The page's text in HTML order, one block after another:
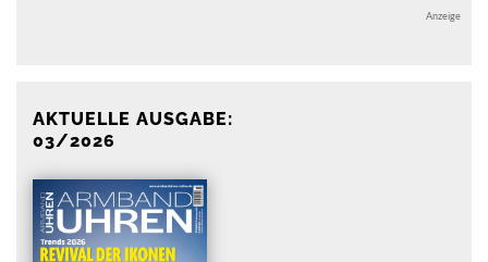
Anzeige
AKTUELLE AUSGABE:
03/2026